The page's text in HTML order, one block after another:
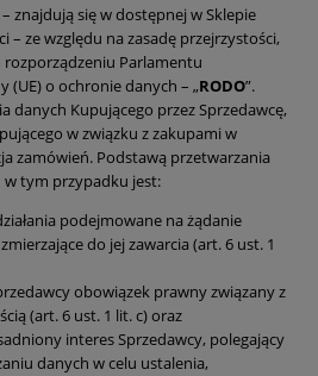
znajdują się w dostępnej w Sklepie
– ze względu na zasadę przejrzystości,
Parlamentu
(UE) o ochronie danych – „RODO”.
danych Kupującego przez Sprzedawcę,
w związku z zakupami w
zamówień. Podstawą przetwarzania
tym przypadku jest:
podejmowane na żądanie
do jej zawarcia (art. 6 ust. 1
obowiązek prawny związany z
(art. 6 ust. 1 lit. c) oraz
interes Sprzedawcy, polegający
danych w celu ustalenia,